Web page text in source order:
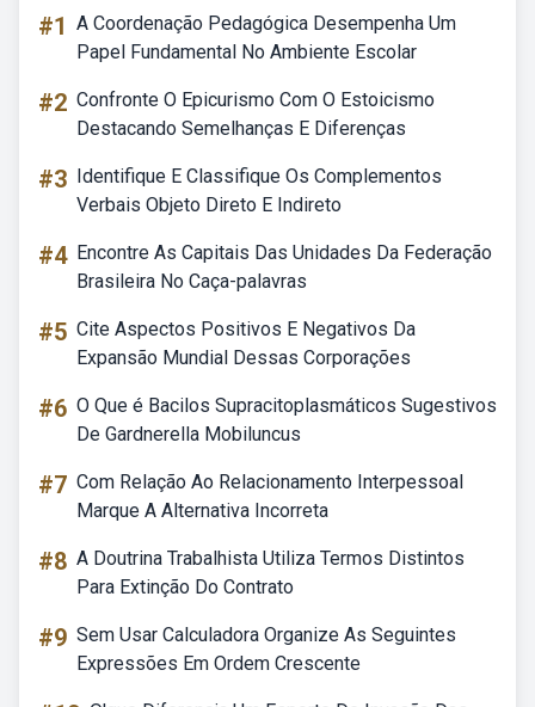
#1 A Coordenação Pedagógica Desempenha Um
Papel Fundamental No Ambiente Escolar
#2 Confronte O Epicurismo Com O Estoicismo
Destacando Semelhanças E Diferenças
#3 Identifique E Classifique Os Complementos
Verbais Objeto Direto E Indireto
#4 Encontre As Capitais Das Unidades Da Federação
Brasileira No Caça-palavras
#5 Cite Aspectos Positivos E Negativos Da
Expansão Mundial Dessas Corporações
#6 O Que é Bacilos Supracitoplasmáticos Sugestivos
De Gardnerella Mobiluncus
#7 Com Relação Ao Relacionamento Interpessoal
Marque A Alternativa Incorreta
#8 A Doutrina Trabalhista Utiliza Termos Distintos
Para Extinção Do Contrato
#9 Sem Usar Calculadora Organize As Seguintes
Expressões Em Ordem Crescente